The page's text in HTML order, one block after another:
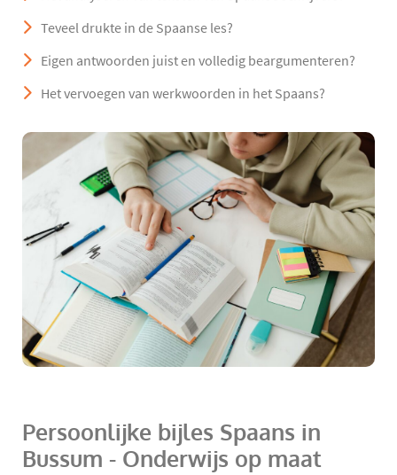
Teveel drukte in de Spaanse les?
Eigen antwoorden juist en volledig beargumenteren?
Het vervoegen van werkwoorden in het Spaans?
Persoonlijke bijles Spaans in
Bussum - Onderwijs op maat